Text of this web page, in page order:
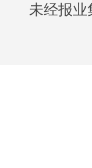
未经报业